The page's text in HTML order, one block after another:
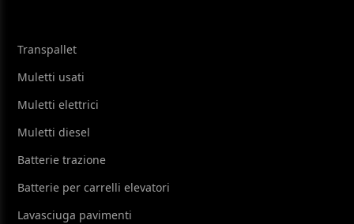
Transpallet
Muletti usati
Muletti elettrici
Muletti diesel
Batterie trazione
Batterie per carrelli elevatori
Lavasciuga pavimenti